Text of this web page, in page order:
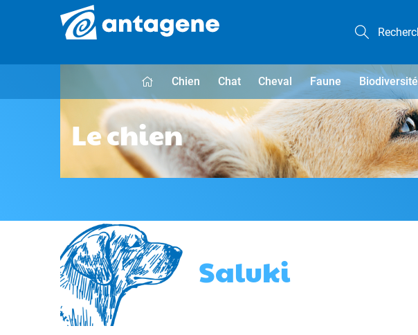
Chien Chat Cheval Faune Biodiversité
Le chien
Saluki